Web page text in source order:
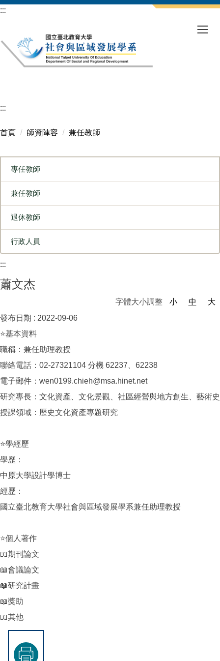
跳
要
內
:::
:::
首頁 師資陣容 兼任教師
專任教師
兼任教師
退休教師
行政人員
:::
蕭文杰
字體大小調整 小 中
大
發布日期 : 2022-09-06
⭐基本資料
職稱：兼任助理教授
聯絡電話：02-27321104 分機 62237、62238
電子郵件：wen0199.chieh@msa.hinet.net
研究專長：文化資產、文化景觀、社區經營與地方創生、藝術史
授課領域：歷史文化資產專題研究
⭐學經歷
學歷：
中原大學設計學博士
經歷：
國立臺北教育大學社會與區域發展學系兼任助理教授
⭐個人著作
📖期刊論文
📖會議論文
📖研究計畫
📖獎助
📖其他